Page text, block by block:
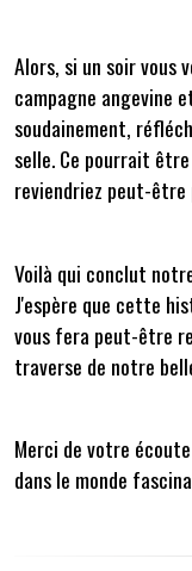
Alors, si un soir vous
campagne angevine
soudainement,
selle. Ce pourrait
reviendriez peut-être
Voilà qui conclut
J'espère que cette
vous fera peut-être
traverse de notre
Merci de votre
dans le monde